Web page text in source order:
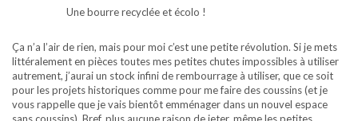
Une bourre recyclée et écolo !
Ça n’a l’air de rien, mais pour moi c’est une petite révolution. Si je mets
littéralement en pièces toutes mes petites chutes impossibles à utiliser
autrement, j’aurai un stock infini de rembourrage à utiliser, que ce soit
pour les projets historiques comme pour me faire des coussins (et je
vous rappelle que je vais bientôt emménager dans un nouvel espace
sans coussins). Bref, plus aucune raison de jeter, même les petites